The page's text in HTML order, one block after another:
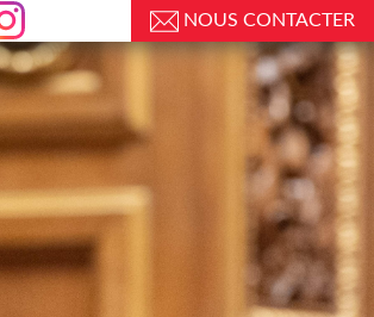
NOUS CONTACTER